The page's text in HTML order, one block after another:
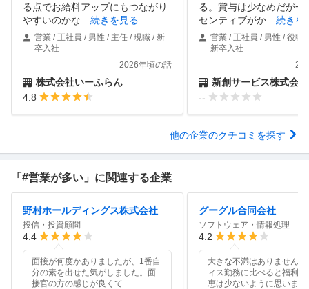
る点でお給料アップにもつながり
やすいのかな
続きを見る
営業 / 正社員 / 男性 / 主任 / 現職 / 新
卒入社
2026年頃の話
株式会社いーふらん
4.8
る。賞与は少なめだが一
センティブがか
続きを
営業 / 正社員 / 男性 / 役職
新卒入社
新創サービス株式会社
--
他の企業のクチコミを探す
「#営業が多い」に関連する企業
野村ホールディングス株式会社
投信・投資顧問
4.4
面接が何度かありましたが、1番自
分の素を出せた気がしました。面
接官の方の感じが良くて
グーグル合同会社
ソフトウェア・情報処理
4.2
大きな不満はありませんが
ィス勤務に比べると福利
恵は少ないように思います